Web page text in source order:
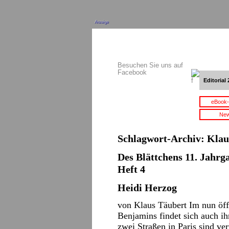
Anzeige
Besuchen Sie uns auf
Facebook
Editorial
Schlagwort-Archiv:
Des Blättchens 11.
Heft 4
Heidi Herzog
von Klaus Täubert Im nun
Benjamins findet sich auch
zwei Straßen in Paris sind